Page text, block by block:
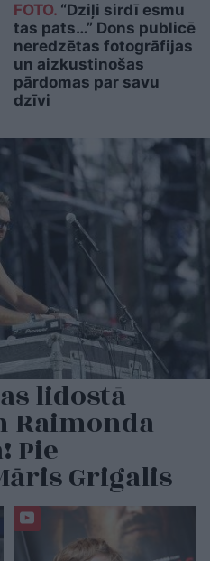
FOTO.“Dziļi sirdī esmu
tas pats…” Dons publicē
neredzētas fotogrāfijas
un aizkustinošas
pārdomas par savu
dzīvi
lidostā
Raimonda
Pie
Grigalis